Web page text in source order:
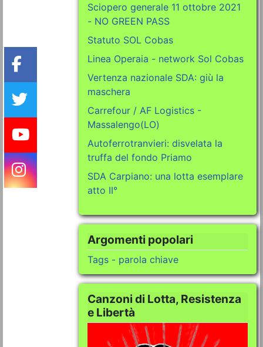
Sciopero generale 11 ottobre 2021
- NO GREEN PASS
Statuto SOL Cobas
Linea Operaia - network Sol Cobas
Vertenza nazionale SDA: giù la
maschera
Carrefour / AF Logistics -
Massalengo(LO)
Autoferrotranvieri: disvelata la
truffa del fondo Priamo
SDA Carpiano: una lotta esemplare
atto II°
Argomenti popolari
Tags - parola chiave
Canzoni di Lotta, Resistenza
e Libertà